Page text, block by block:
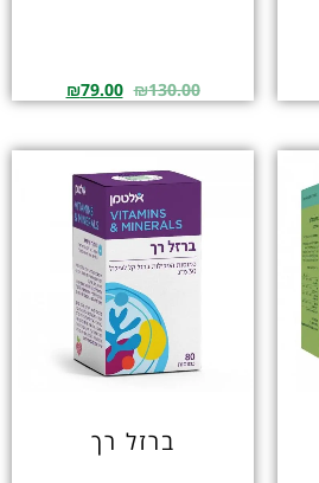
₪130.00
₪79.00
ברזל רך